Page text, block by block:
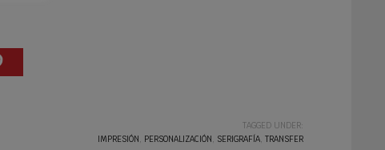
TAGGED UNDER:
IMPRESIÓN, PERSONALIZACIÓN, SERIGRAFÍA, TRANSFER